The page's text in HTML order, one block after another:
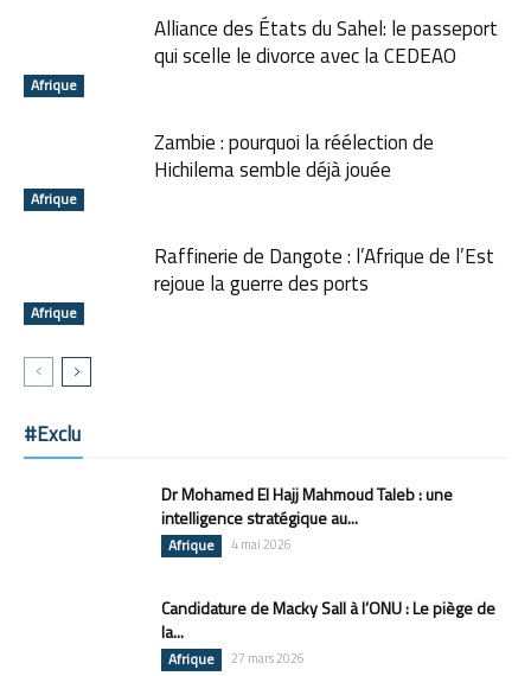
Afrique
Alliance des États du Sahel: le passeport
qui scelle le divorce avec la CEDEAO
Afrique
Zambie : pourquoi la réélection de
Hichilema semble déjà jouée
Afrique
Raffinerie de Dangote : l’Afrique de l’Est
rejoue la guerre des ports
#Exclu
Dr Mohamed El Hajj Mahmoud Taleb : une
intelligence stratégique au...
Afrique 4 mai 2026
Candidature de Macky Sall à l’ONU : Le piège de
la...
Afrique 27 mars 2026